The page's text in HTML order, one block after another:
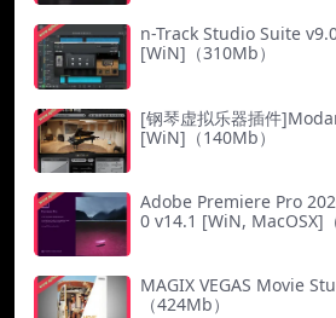
n-Track Studio Suite v9.0.0 Ked
[WiN]（310Mb）
[钢琴虚拟乐器插件
[WiN]（140Mb）
Adobe Premiere Pro
0 v14.1 [WiN, MacOSX]
MAGIX VEGAS Movie
（424Mb）